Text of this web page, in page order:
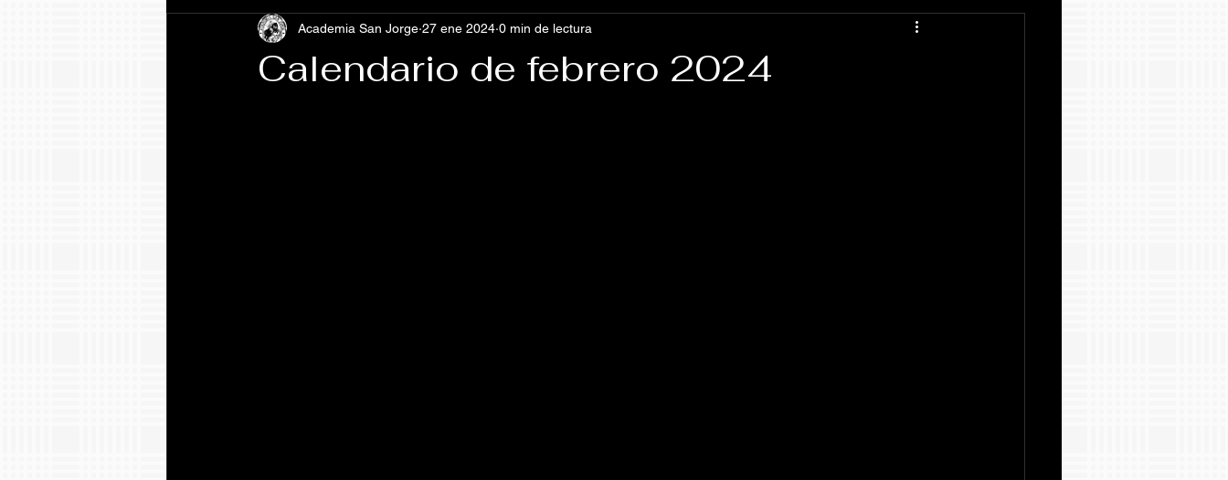
Plataformas Dept. de Pastoral Enfermería Sociedades de Honor
Calendario de febrero 2024
Academia San Jorge 27 ene 2024 0 min de lectura